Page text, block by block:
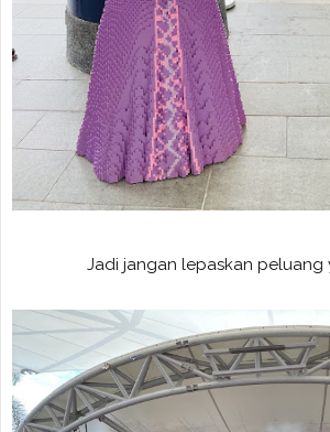
Jadi jangan lepaskan peluang